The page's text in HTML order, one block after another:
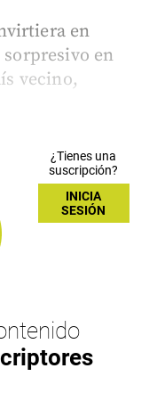
en
en
vecino,
¿Tienes una
suscripción?
INICIA
SESIÓN